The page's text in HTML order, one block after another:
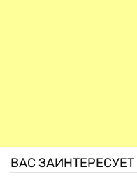
ВАС ЗАИНТЕРЕСУЕТ